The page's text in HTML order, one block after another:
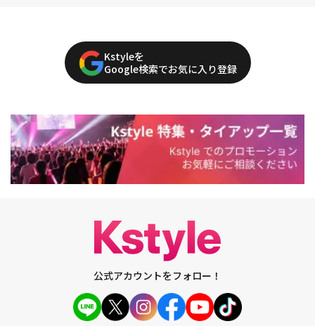
Kstyleを
Google検索でお気に入り登録
公式アカウントをフォロー！